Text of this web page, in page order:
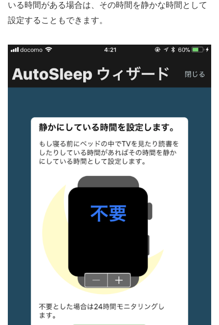
いる時間がある場合は、その時間を静かな時間として
設定することもできます。